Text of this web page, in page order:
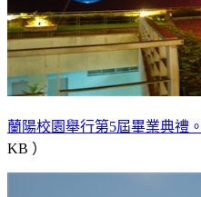
蘭陽校園舉行第5屆畢業典禮。
KB ）